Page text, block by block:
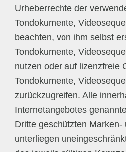
Urheberrechte der
Tondokumente,
beachten, von ihm selbst
Tondokumente,
nutzen oder auf lizenzfreie
Tondokumente,
zurückzugreifen. Alle
Internetangebotes
Dritte geschützten Marken-
unterliegen